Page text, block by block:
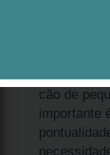
cão de
importante